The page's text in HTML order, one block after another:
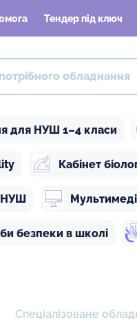
Тендер під ключ
для НУШ 1–4 класи
Кабінет
НУШ
безпеки в школі
Спеціалізоване